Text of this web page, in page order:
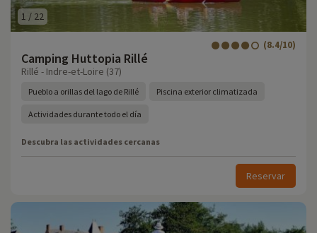
1 / 22
Camping Huttopia Rillé
(8.4/10)
Rillé - Indre-et-Loire (37)
Pueblo a orillas del lago de Rillé Piscina exterior climatizada
Actividades durante todo el día
Descubra las actividades cercanas
Reservar